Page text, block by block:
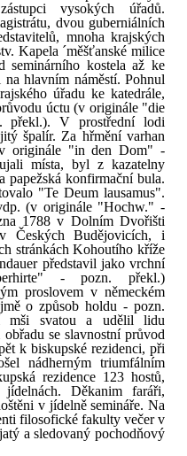
vysokých úřadů.
dvou guberniálních
mnoha krajských
Kapela ´měšťanské milice
seminárního kostela až ke
hlavním náměstí. Pohnul
úřadu ke katedrále,
úctu (v originále "die
překl.). V prostřední lodi
špalír. Za hřmění varhan
originále "in den Dom" -
místa, byl z kazatelny
papežská konfirmační bula.
"Te Deum lausamus".
(v originále "Hochw." -
1788 v Dolním Dvořišti
Českých Budějovicích, i
stránkách Kohoutího kříže
představil jako vrchní
- pozn. překl.)
proslovem v německém
o způsob holdu - pozn.
mši svatou a udělil lidu
se slavnostní průvod
k biskupské rezidenci, při
nádherným triumfálním
rezidence 123 hostů,
Děkanim faráři,
v jídelně semináře. Na
filosofické fakulty večer v
a sledovaný pochodňový